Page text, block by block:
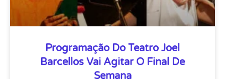
Programação Do Teatro Joel
Barcellos Vai Agitar O Final De
Semana